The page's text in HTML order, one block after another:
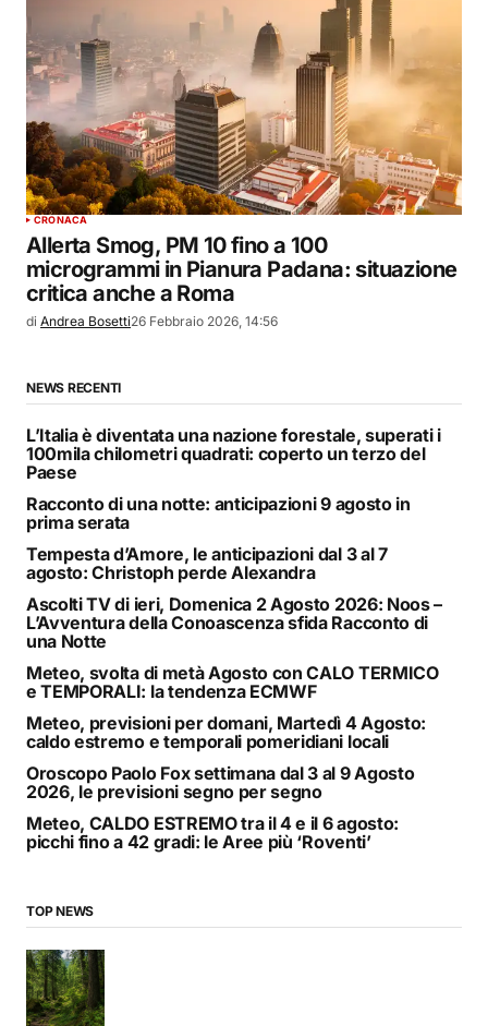
CRONACA
Allerta Smog, PM 10 fino a 100
microgrammi in Pianura Padana: situazione
critica anche a Roma
di Andrea Bosetti26 Febbraio 2026, 14:56
NEWS RECENTI
L’Italia è diventata una nazione forestale, superati i
100mila chilometri quadrati: coperto un terzo del
Paese
Racconto di una notte: anticipazioni 9 agosto in
prima serata
Tempesta d’Amore, le anticipazioni dal 3 al 7
agosto: Christoph perde Alexandra
Ascolti TV di ieri, Domenica 2 Agosto 2026: Noos –
L’Avventura della Conoascenza sfida Racconto di
una Notte
Meteo, svolta di metà Agosto con CALO TERMICO
e TEMPORALI: la tendenza ECMWF
Meteo, previsioni per domani, Martedì 4 Agosto:
caldo estremo e temporali pomeridiani locali
Oroscopo Paolo Fox settimana dal 3 al 9 Agosto
2026, le previsioni segno per segno
Meteo, CALDO ESTREMO tra il 4 e il 6 agosto:
picchi fino a 42 gradi: le Aree più ‘Roventi’
TOP NEWS